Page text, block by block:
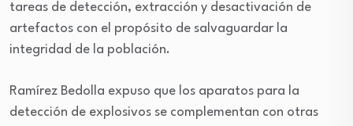
tareas de detección, extracción y desactivación de
artefactos con el propósito de salvaguardar la
integridad de la población.
Ramírez Bedolla expuso que los aparatos para la
detección de explosivos se complementan con otras